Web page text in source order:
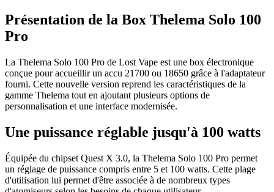
Présentation de la Box Thelema Solo 100
Pro
La Thelema Solo 100 Pro de Lost Vape est une box électronique
conçue pour accueillir un accu 21700 ou 18650 grâce à l'adaptateur
fourni. Cette nouvelle version reprend les caractéristiques de la
gamme Thelema tout en ajoutant plusieurs options de
personnalisation et une interface modernisée.
Une puissance réglable jusqu'à 100 watts
Équipée du chipset Quest X 3.0, la Thelema Solo 100 Pro permet
un réglage de puissance compris entre 5 et 100 watts. Cette plage
d'utilisation lui permet d'être associée à de nombreux types